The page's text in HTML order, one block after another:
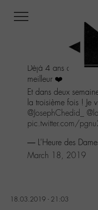
menu
Aller
contenu
Aller
recherche
Déjà 4 ans que j'ai
meilleur ❤️
Et dans deux
la troisième fois ! Je
@JosephChedid_
pic.twitter.com/
— L'Heure des
March 18, 2019
18.03.2019 - 21:03